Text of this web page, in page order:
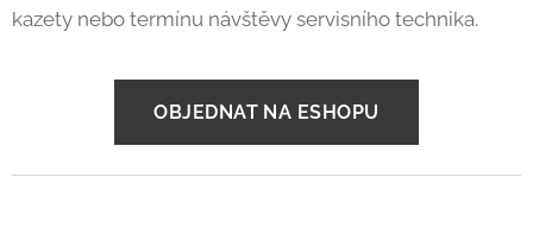
kazety nebo termínu návštěvy servisního technika.
OBJEDNAT NA ESHOPU